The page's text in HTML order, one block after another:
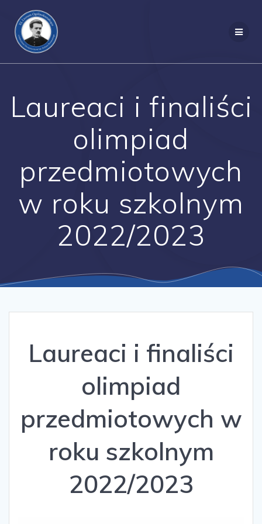
Laureaci i finaliści
olimpiad
przedmiotowych
w roku szkolnym
2022/2023
Laureaci i finaliści
olimpiad
przedmiotowych w
roku szkolnym
2022/2023